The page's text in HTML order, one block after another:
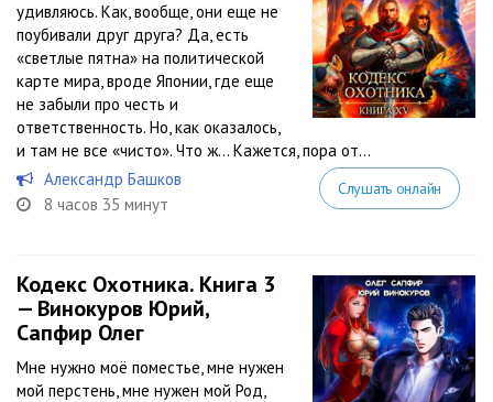
удивляюсь. Как, вообще, они еще не
поубивали друг друга? Да, есть
«светлые пятна» на политической
карте мира, вроде Японии, где еще
не забыли про честь и
ответственность. Но, как оказалось,
и там не все «чисто». Что ж… Кажется, пора от...
Александр Башков
8 часов 35 минут
Слушать онлайн
Кодекс Охотника. Книга 3
— Винокуров Юрий,
Сапфир Олег
Мне нужно моё поместье, мне нужен
мой перстень, мне нужен мой Род,